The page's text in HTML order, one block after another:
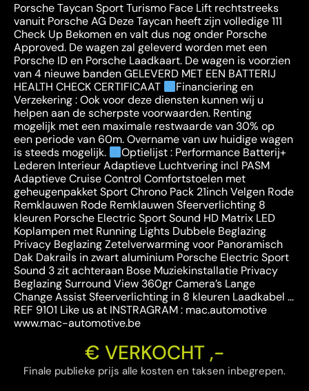
Porsche Taycan Sport Turismo Face Lift rechtstreeks
vanuit Porsche AG Deze Taycan heeft zijn volledige 111
Check Up Bekomen en valt dus nog onder Porsche
Approved. De wagen zal geleverd worden met een
Porsche ID en Porsche Laadkaart. De wagen is voorzien
van 4 nieuwe banden GELEVERD MET EEN BATTERIJ
HEALTH CHECK CERTIFICAAT
Financiering en
Verzekering : Ook voor deze diensten kunnen wij u
helpen aan de scherpste voorwaarden. Renting
mogelijk met een maximale restwaarde van 30% op
een periode van 60m. Overname van uw huidige wagen
is steeds mogelijk.
Optielijst : Performance Batterij+
Lederen Interieur Adaptieve Luchtvering incl PASM
Adaptieve Cruise Control Comfortstoelen met
geheugenpakket Sport Chrono Pack 21inch Velgen Rode
Remklauwen Rode Remklauwen Sfeerverlichting 8
kleuren Porsche Electric Sport Sound HD Matrix LED
Koplampen met Running Lights Dubbele Beglazing
Privacy Beglazing Zetelverwarming voor Panoramisch
Dak Dakrails in zwart aluminium Porsche Electric Sport
Sound 3 zit achteraan Bose Muziekinstallatie Privacy
Beglazing Surround View 360gr Camera’s Lange
Change Assist Sfeerverlichting in 8 kleuren Laadkabel …
REF 9101 Like us at INSTRAGRAM : mac.automotive
www.mac-automotive.be
€ VERKOCHT ,-
Finale publieke prijs alle kosten en taksen inbegrepen.